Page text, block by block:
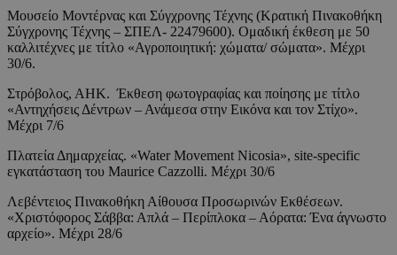
Μουσείο Μοντέρνας και Σύγχρονης Τέχνης (Κρατική Πινακοθήκη
Σύγχρονης Τέχνης – ΣΠΕΛ- 22479600). Ομαδική έκθεση με 50
καλλιτέχνες με τίτλο «Αγροποιητική: χώματα/ σώματα». Μέχρι
30/6.
Στρόβολος, ΑΗΚ. Έκθεση φωτογραφίας και ποίησης με τίτλο
«Αντηχήσεις Δέντρων – Ανάμεσα στην Εικόνα και τον Στίχο».
Μέχρι 7/6
Πλατεία Δημαρχείας. «Water Movement Nicosia», site-specific
εγκατάσταση του Maurice Cazzolli. Μέχρι 30/6
Λεβέντειος Πινακοθήκη Αίθουσα Προσωρινών Εκθέσεων.
«Χριστόφορος Σάββα: Απλά – Περίπλοκα – Αόρατα: Ένα άγνωστο
αρχείο». Μέχρι 28/6